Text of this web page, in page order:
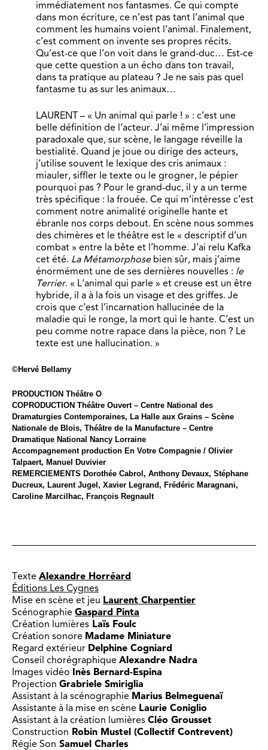
immédiatement nos fantasmes. Ce qui compte
dans mon écriture, ce n’est pas tant l’animal que
comment les humains voient l’animal. Finalement,
c’est comment on invente ses propres récits.
Qu’est-ce que l’on voit dans le grand-duc… Est-ce
que cette question a un écho dans ton travail,
dans ta pratique au plateau ? Je ne sais pas quel
fantasme tu as sur les animaux…
LAURENT – « Un animal qui parle ! » : c’est une
belle définition de l’acteur. J’ai même l’impression
paradoxale que, sur scène, le langage réveille la
bestialité. Quand je joue ou dirige des acteurs,
j’utilise souvent le lexique des cris animaux :
miauler, siffler le texte ou le grogner, le pépier
pourquoi pas ? Pour le grand-duc, il y a un terme
très spécifique : la frouée. Ce qui m’intéresse c’est
comment notre animalité originelle hante et
ébranle nos corps debout. En scène nous sommes
des chimères et le théâtre est le « descriptif d’un
combat » entre la bête et l’homme. J’ai relu Kafka
cet été. La Métamorphosebien sûr, mais j’aime
énormément une de ses dernières nouvelles : le
Terrier. « L’animal qui parle » et creuse est un être
hybride, il a à la fois un visage et des griffes. Je
crois que c’est l’incarnation hallucinée de la
maladie qui le ronge, la mort qui le hante. C’est un
peu comme notre rapace dans la pièce, non ? Le
texte est une hallucination. »
©Hervé Bellamy
PRODUCTION Théâtre O
COPRODUCTION Théâtre Ouvert – Centre National des
Dramaturgies Contemporaines, La Halle aux Grains – Scène
Nationale de Blois, Théâtre de la Manufacture – Centre
Dramatique National Nancy Lorraine
Accompagnement production En Votre Compagnie / Olivier
Talpaert, Manuel Duvivier
REMERCIEMENTS Dorothée Cabrol, Anthony Devaux, Stéphane
Ducreux, Laurent Jugel, Xavier Legrand, Frédéric Maragnani,
Caroline Marcilhac, François Regnault
Texte Alexandre Horréard
Éditions Les Cygnes
Mise en scène et jeu Laurent Charpentier
Scénographie Gaspard Pinta
Création lumières Laïs Foulc
Création sonore Madame Miniature
Regard extérieur Delphine Cogniard
Conseil chorégraphique Alexandre Nadra
Images vidéo Inès Bernard-Espina
Projection Grabriele Smiriglia
Assistant à la scénographie Marius Belmeguenaï
Assistante à la mise en scène Laurie Coniglio
Assistant à la création lumières Cléo Grousset
Construction Robin Mustel (Collectif Contrevent)
Régie Son Samuel Charles